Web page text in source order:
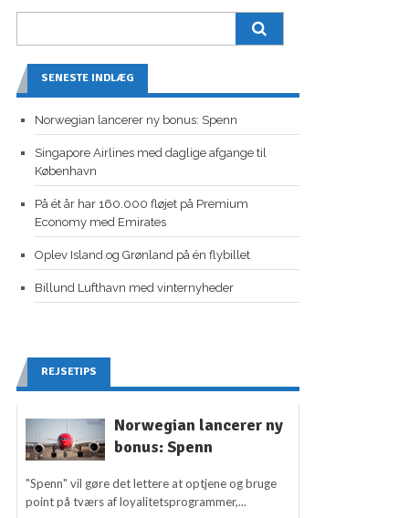
SENESTE INDLÆG
Norwegian lancerer ny bonus: Spenn
Singapore Airlines med daglige afgange til
København
På ét år har 160.000 fløjet på Premium
Economy med Emirates
Oplev Island og Grønland på én flybillet
Billund Lufthavn med vinternyheder
REJSETIPS
Norwegian lancerer ny
bonus: Spenn
"Spenn" vil gøre det lettere at optjene og bruge
point på tværs af loyalitetsprogrammer,...